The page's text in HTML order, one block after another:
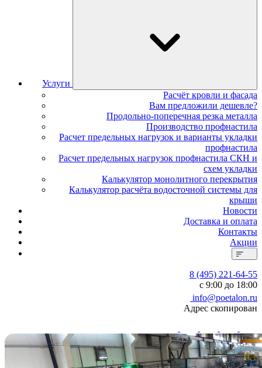
Услуги
Расчёт кровли и фасада
Вам предложили дешевле?
Продольно-поперечная резка металла
Производство профнастила
Расчет предельных нагрузок и варианты укладки
профнастила
Расчет предельных нагрузок профнастила СКН и
схем укладки
Калькулятор монолитного перекрытия
Калькулятор расчёта водосточной системы для
крыши
Новости
Доставка и оплата
Контакты
Акции
8 (495) 221-64-55
с 9:00 до 18:00
info@poetalon.ru
Адрес скопирован